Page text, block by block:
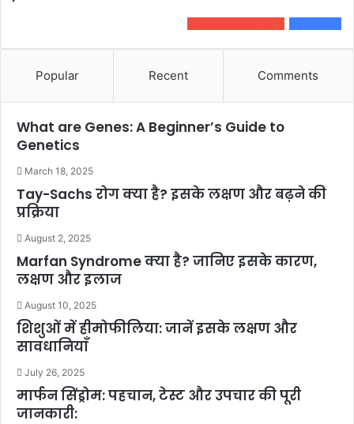
Popular Recent Comments
What are Genes: A Beginner’s Guide to
Genetics
March 18, 2025
Tay-Sachs रोग क्या है? इसके लक्षण और बढ़ने की
प्रक्रिया
August 2, 2025
Marfan Syndrome क्या है? जानिए इसके कारण,
लक्षण और इलाज
August 10, 2025
शिशुओं में हीमोफीलिया: जानें इसके लक्षण और
सावधानियाँ
July 26, 2025
मार्फन सिंड्रोम: पहचान, टेस्ट और उपचार की पूरी
जानकारी: